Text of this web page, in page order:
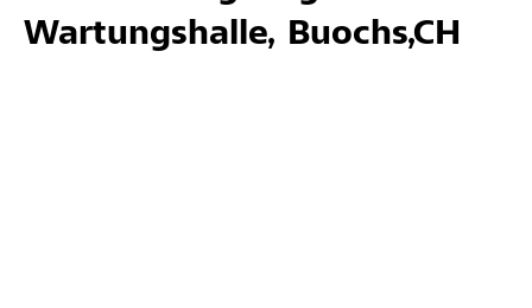
Wartungshalle, Buochs,CH